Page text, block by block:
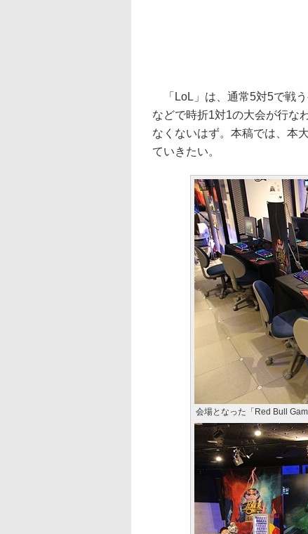
「LoL」は、通常5対5で戦う
などで時折1対1の大会が行な
なくないはず。本稿では、本
ていきたい。
会場となった「Red Bull